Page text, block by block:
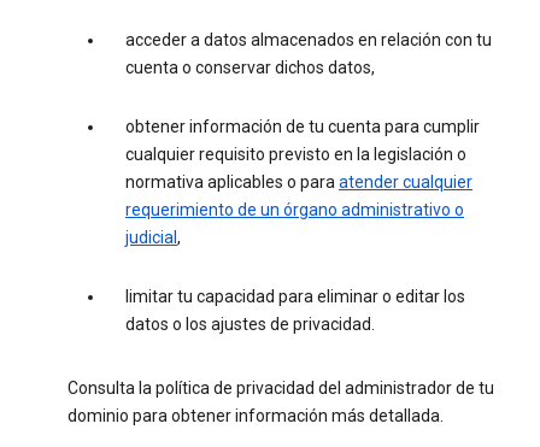
acceder a datos almacenados en relación con tu
cuenta o conservar dichos datos,
obtener información de tu cuenta para cumplir
cualquier requisito previsto en la legislación o
normativa aplicables o paraatender cualquier
requerimiento de un órgano administrativo o
judicial,
limitar tu capacidad para eliminar o editar los
datos o los ajustes de privacidad.
Consulta la política de privacidad del administrador de tu
dominio para obtener información más detallada.